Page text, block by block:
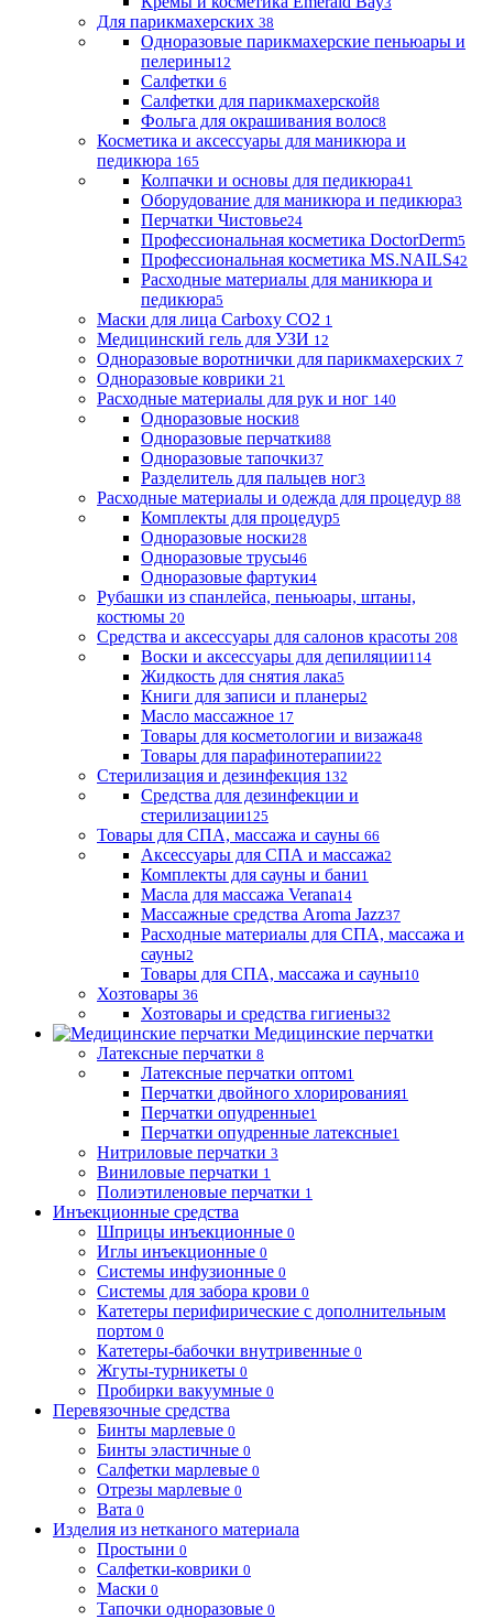
Для парикмахерских 38
Одноразовые парикмахерские пеньюары и
пелерины12
Салфетки 6
Салфетки для парикмахерской8
Фольга для окрашивания волос8
Косметика и аксессуары для маникюра и
педикюра 165
Колпачки и основы для педикюра41
Оборудование для маникюра и педикюра3
Перчатки Чистовье24
Профессиональная косметика DoctorDerm5
Профессиональная косметика MS.NAILS42
Расходные материалы для маникюра и
педикюра5
Маски для лица Carboxy CO2 1
Медицинский гель для УЗИ 12
Одноразовые воротнички для парикмахерских 7
Одноразовые коврики 21
Расходные материалы для рук и ног 140
Одноразовые носки8
Одноразовые перчатки88
Одноразовые тапочки37
Разделитель для пальцев ног3
Расходные материалы и одежда для процедур 88
Комплекты для процедур5
Одноразовые носки28
Одноразовые трусы46
Одноразовые фартуки4
Рубашки из спанлейса, пеньюары, штаны,
костюмы 20
Средства и аксессуары для салонов красоты 208
Воски и аксессуары для депиляции114
Жидкость для снятия лака5
Книги для записи и планеры2
Масло массажное 17
Товары для косметологии и визажа48
Товары для парафинотерапии22
Стерилизация и дезинфекция 132
Средства для дезинфекции и
стерилизации125
Товары для СПА, массажа и сауны 66
Аксессуары для СПА и массажа2
Комплекты для сауны и бани1
Масла для массажа Verana14
Массажные средства Aroma Jazz37
Расходные материалы для СПА, массажа и
сауны2
Товары для СПА, массажа и сауны10
Хозтовары 36
Хозтовары и средства гигиены32
Медицинские перчатки
Латексные перчатки 8
Латексные перчатки оптом1
Перчатки двойного хлорирования1
Перчатки опудренные1
Перчатки опудренные латексные1
Нитриловые перчатки 3
Виниловые перчатки 1
Полиэтиленовые перчатки 1
Инъекционные средства
Шприцы инъекционные 0
Иглы инъекционные 0
Системы инфузионные 0
Системы для забора крови 0
Катетеры перифирические с дополнительным
портом 0
Катетеры-бабочки внутривенные 0
Жгуты-турникеты 0
Пробирки вакуумные 0
Перевязочные средства
Бинты марлевые 0
Бинты эластичные 0
Салфетки марлевые 0
Отрезы марлевые 0
Вата 0
Изделия из нетканого материала
Простыни 0
Салфетки-коврики 0
Маски 0
Тапочки одноразовые 0